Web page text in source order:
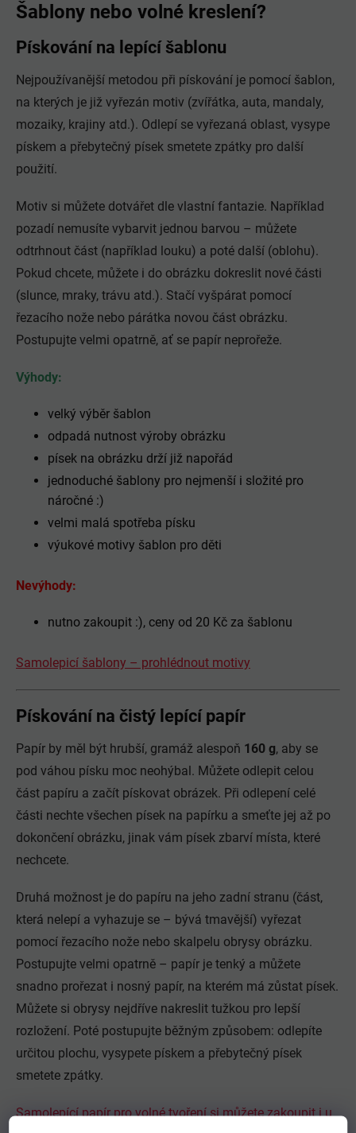
Šablony nebo volné kreslení?
Pískování na lepící šablonu
Nejpoužívanější metodou při pískování je pomocí šablon,
na kterých je již vyřezán motiv (zvířátka, auta, mandaly,
mozaiky, krajiny atd.). Odlepí se vyřezaná oblast, vysype
pískem a přebytečný písek smetete zpátky pro další
použití.
Motiv si můžete dotvářet dle vlastní fantazie. Například
pozadí nemusíte vybarvit jednou barvou – můžete
odtrhnout část (například louku) a poté další (oblohu).
Pokud chcete, můžete i do obrázku dokreslit nové části
(slunce, mraky, trávu atd.). Stačí vyšpárat pomocí
řezacího nože nebo párátka novou část obrázku.
Postupujte velmi opatrně, ať se papír neprořeže.
Výhody:
velký výběr šablon
odpadá nutnost výroby obrázku
písek na obrázku drží již napořád
jednoduché šablony pro nejmenší i složité pro
náročné :)
velmi malá spotřeba písku
výukové motivy šablon pro děti
Nevýhody:
nutno zakoupit :), ceny od 20 Kč za šablonu
Samolepicí šablony – prohlédnout motivy
Pískování na čistý lepící papír
Papír by měl být hrubší, gramáž alespoň 160 g, aby se
pod váhou písku moc neohýbal. Můžete odlepit celou
část papíru a začít pískovat obrázek. Při odlepení celé
části nechte všechen písek na papírku a smeťte jej až po
dokončení obrázku, jinak vám písek zbarví místa, které
nechcete.
Druhá možnost je do papíru na jeho zadní stranu (část,
která nelepí a vyhazuje se – bývá tmavější) vyřezat
pomocí řezacího nože nebo skalpelu obrysy obrázku.
Postupujte velmi opatrně – papír je tenký a můžete
snadno prořezat i nosný papír, na kterém má zůstat písek.
Můžete si obrysy nejdříve nakreslit tužkou pro lepší
rozložení. Poté postupujte běžným způsobem: odlepíte
určitou plochu, vysypete pískem a přebytečný písek
smetete zpátky.
Samolepící papír pro volné tvoření si můžete zakoupit i u